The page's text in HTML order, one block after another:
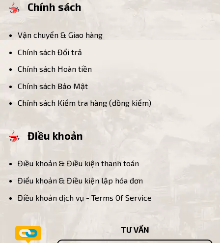
Chính sách
Vận chuyển & Giao hàng
Chính sách Đổi trả
Chính sách Hoàn tiền
Chính sách Bảo Mật
Chính sách Kiểm tra hàng (đồng kiểm)
Điều khoản
Điều khoản & Điều kiện thanh toán
Điểu khoản & Điều kiện lập hóa đơn
Điều khoản dịch vụ - Terms Of Service
TƯ VẤN